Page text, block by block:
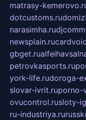
matrasy-
dotcustoms.ru
narasimha.ru
newsplain.ru
gbget.ru
petrovkasports.ru
york-life.rudoroga-
slovar-ivrit.ruporno-
ovucontrol.rusloty-
ru-industriya.ru